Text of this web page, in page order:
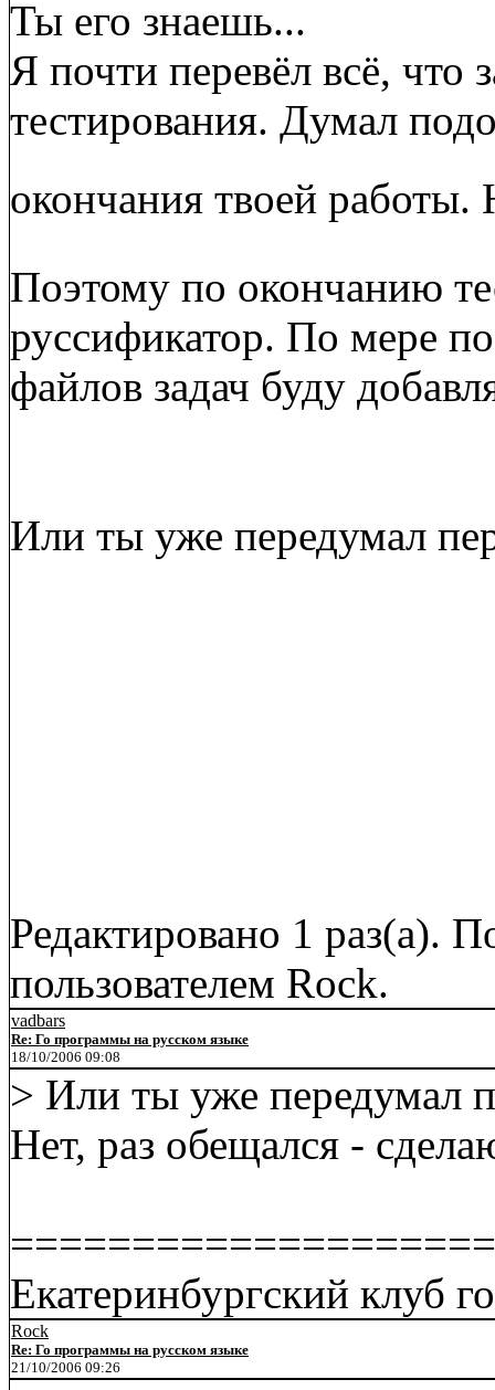
Ты его знаешь...
Я почти перевёл всё, что
тестирования. Думал
окончания твоей
Поэтому по окончанию
руссификатор. По мере
файлов задач буду
Или ты уже передумал
Редактировано 1 раз(а).
пользователем Rock.
vadbars
Re: Го программы на русском языке
18/10/2006 09:08
> Или ты уже передумал
Нет, раз обещался -
Екатеринбургский клуб
Rock
Re: Го программы на русском языке
21/10/2006 09:26